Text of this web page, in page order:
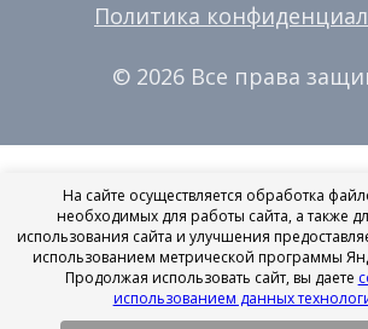
Политика
© 2026 Все права
На сайте осуществляется обработка
необходимых для работы сайта, а также
использования сайта и улучшения
использованием метрической программы
Продолжая использовать сайт, вы даете
использованием данных